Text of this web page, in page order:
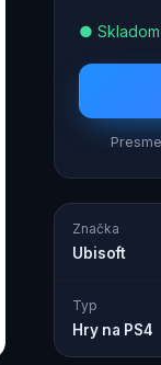
●
Značka
Ubisoft
Typ
Hry na PS4